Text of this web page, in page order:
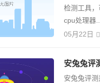
检测工具
cpu处理器...
05月22日
安兔兔评
安兔兔评